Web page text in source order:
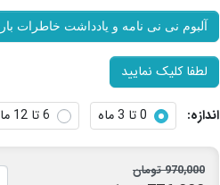
آلبوم نی نی نامه و یادداشت خاطرات
لطفا کلیک نمایید
اندازه: 0 تا 3 ماه 6 تا 12 ماه
970,000 تومان